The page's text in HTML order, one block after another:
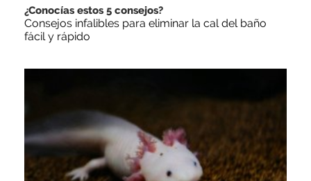
¿Conocías estos 5 consejos?
Consejos infalibles para eliminar la cal del baño
fácil y rápido